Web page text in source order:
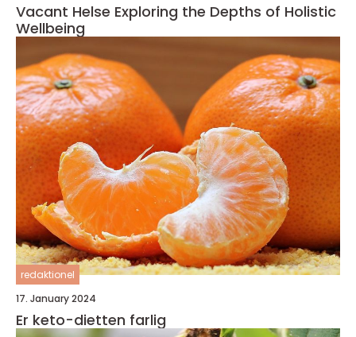
Vacant Helse Exploring the Depths of Holistic
Wellbeing
redaktionel
17. January 2024
Er keto-dietten farlig